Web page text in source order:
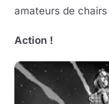
amateurs de
Action !